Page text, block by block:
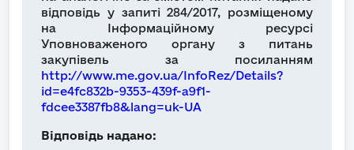
відповідь у запиті 284/2017, розміщеному
на Інформаційному ресурсі
Уповноваженого органу з питань
закупівель за посиланням
http://www.me.gov.ua/InfoRez/Details?
id=e4fc832b-9353-439f-a9f1-
fdcee3387fb8&lang=uk-UA
Відповідь надано: